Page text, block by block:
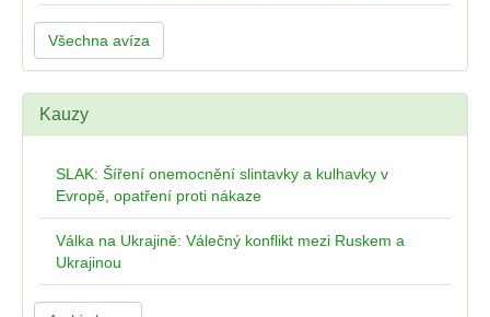
Všechna avíza
Kauzy
SLAK: Šíření onemocnění slintavky a kulhavky v
Evropě, opatření proti nákaze
Válka na Ukrajině: Válečný konflikt mezi Ruskem a
Ukrajinou